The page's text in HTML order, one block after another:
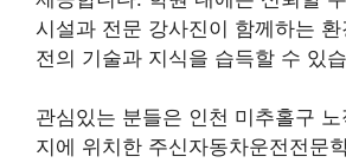
시설과 전문 강사진이 함께하는
전의 기술과 지식을 습득할 수 있
관심있는 분들은 인천 미추홀구
지에 위치한 주신자동차운전전문